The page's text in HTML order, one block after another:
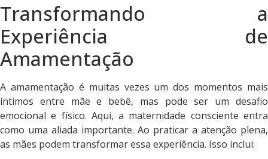
Transformando a
Experiência de
Amamentação
A amamentação é muitas vezes um dos momentos mais
íntimos entre mãe e bebê, mas pode ser um desafio
emocional e físico. Aqui, a maternidade consciente entra
como uma aliada importante. Ao praticar a atenção plena,
as mães podem transformar essa experiência. Isso inclui: